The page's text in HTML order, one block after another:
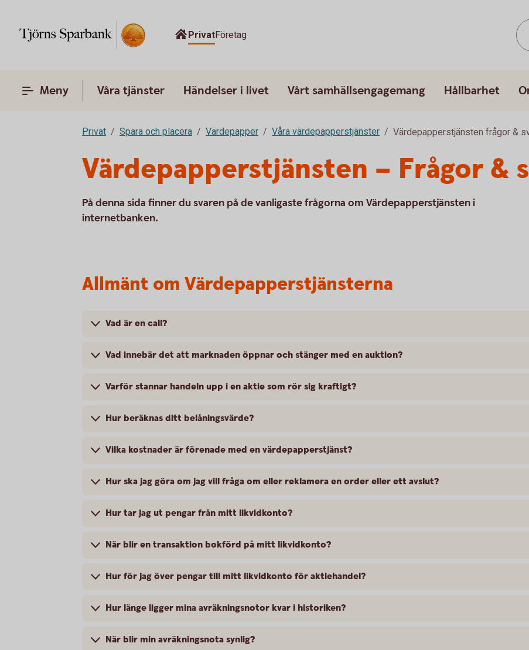
PrivatFöretag
Meny Våra tjänster Händelser i livet Vårt samhällsengagemang Hållbarhet
Privat Spara och placera Värdepapper Våra värdepapperstjänster Värdepapperstjänsten frågor &
Värdepapperstjänsten – Frågor &
På denna sida finner du svaren på de vanligaste frågorna om Värdepapperstjänsten i
internetbanken.
Allmänt om Värdepapperstjänsterna
Vad är en call?
Vad innebär det att marknaden öppnar och stänger med en auktion?
Varför stannar handeln upp i en aktie som rör sig kraftigt?
Hur beräknas ditt belåningsvärde?
Vilka kostnader är förenade med en värdepapperstjänst?
Hur ska jag göra om jag vill fråga om eller reklamera en order eller ett avslut?
Hur tar jag ut pengar från mitt likvidkonto?
När blir en transaktion bokförd på mitt likvidkonto?
Hur för jag över pengar till mitt likvidkonto för aktiehandel?
Hur länge ligger mina avräkningsnotor kvar i historiken?
När blir min avräkningsnota synlig?